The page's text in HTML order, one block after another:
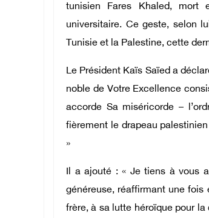
tunisien Fares Khaled, mort
universitaire. Ce geste, selon
Tunisie et la Palestine, cette
Le Président Kaïs Saïed a
noble de Votre Excellence
accorde Sa miséricorde –
fièrement le drapeau
»
Il a ajouté : « Je tiens à vous
généreuse, réaffirmant une
frère, à sa lutte héroïque pour